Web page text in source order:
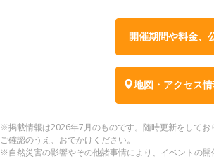
開催期間や料金、
地図・アクセス
※掲載情報は2026年7月のものです。随時更新をして
ご確認のうえ、おでかけください。
※自然災害の影響やその他諸事情により、イベントの